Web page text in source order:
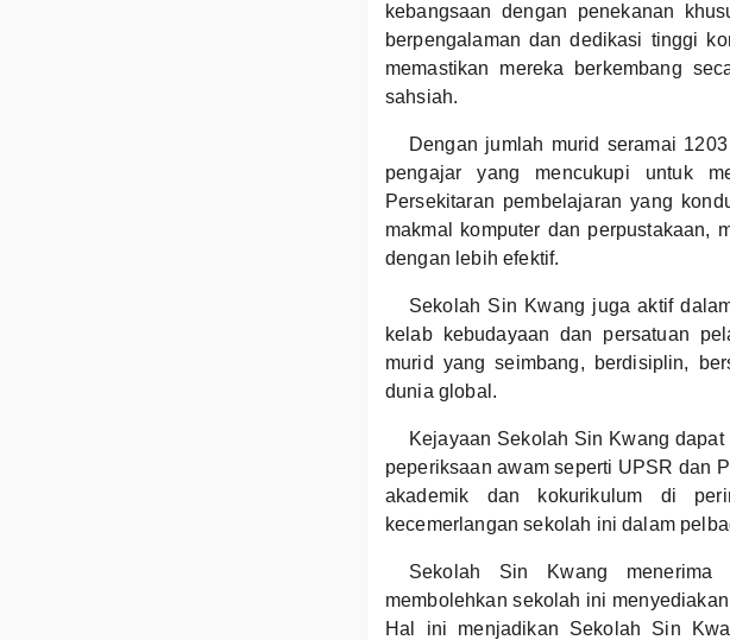
kebangsaan dengan penekanan
berpengalaman dan dedikasi tinggi
memastikan mereka berkembang
sahsiah.
Dengan jumlah murid seramai
pengajar yang mencukupi untuk
Persekitaran pembelajaran yang
makmal komputer dan perpustakaan,
dengan lebih efektif.
Sekolah Sin Kwang juga aktif
kelab kebudayaan dan persatuan
murid yang seimbang, berdisiplin,
dunia global.
Kejayaan Sekolah Sin Kwang
peperiksaan awam seperti UPSR dan
akademik dan kokurikulum di
kecemerlangan sekolah ini dalam
Sekolah Sin Kwang menerima
membolehkan sekolah ini
Hal ini menjadikan Sekolah Sin